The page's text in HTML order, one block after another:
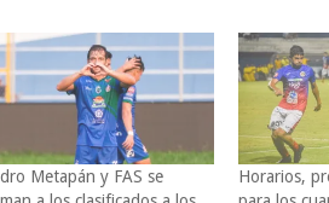
Metapán y FAS se
Horarios,